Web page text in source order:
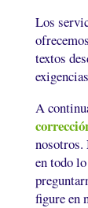
Los
textos
A
nosotros.
en todo
figure en